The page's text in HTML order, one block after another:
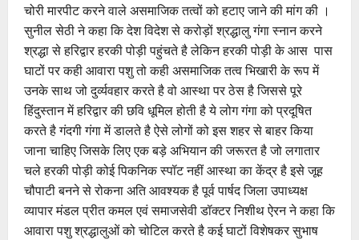
चोरी मारपीट करने वाले असमाजिक तत्वों को हटाए जाने की मांग की ।
सुनील सेठी ने कहा कि देश विदेश से करोड़ों श्रद्धालु गंगा स्नान करने
श्रद्धा से हरिद्वार हरकी पोड़ी पहुंचते है लेकिन हरकी पोड़ी के आस पास
घाटों पर कही आवारा पशु तो कही असमाजिक तत्व भिखारी के रूप में
उनके साथ जो दुर्व्यवहार करते है वो आस्था पर ठेस है जिससे पूरे
हिंदुस्तान में हरिद्वार की छवि धूमिल होती है ये लोग गंगा को प्रदूषित
करते है गंदगी गंगा में डालते है ऐसे लोगों को इस शहर से बाहर किया
जाना चाहिए जिसके लिए एक बड़े अभियान की जरूरत है जो लगातार
चले हरकी पोड़ी कोई पिकनिक स्पॉट नहीं आस्था का केंद्र है इसे जूह
चौपाटी बनने से रोकना अति आवश्यक है पूर्व पार्षद जिला उपाध्यक्ष
व्यापार मंडल प्रीत कमल एवं समाजसेवी डॉक्टर निशीथ ऐरन ने कहा कि
आवारा पशु श्रद्धालुओं को चोटिल करते है कई घाटों विशेषकर सुभाष